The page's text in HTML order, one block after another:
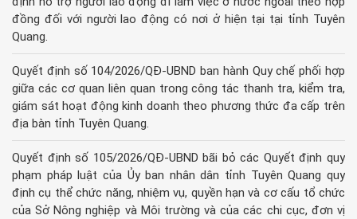
đồng đối với người lao động có nơi ở hiện tại tại tỉnh Tuyên
Quang.
Quyết định số 104/2026/QĐ-UBND ban hành Quy chế phối hợp
giữa các cơ quan liên quan trong công tác thanh tra, kiểm tra,
giám sát hoạt động kinh doanh theo phương thức đa cấp trên
địa bàn tỉnh Tuyên Quang.
Quyết định số 105/2026/QĐ-UBND bãi bỏ các Quyết định quy
phạm pháp luật của Ủy ban nhân dân tỉnh Tuyên Quang quy
định cụ thể chức năng, nhiệm vụ, quyền hạn và cơ cấu tổ chức
của Sở Nông nghiệp và Môi trường và của các chi cục, đơn vị